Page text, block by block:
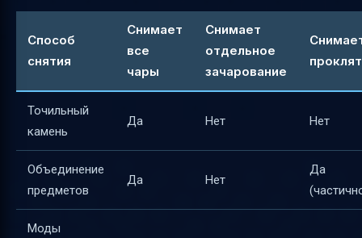
Способ
снятия
Снимает
все
чары
Снимает
отдельное
зачарование
Точильный
камень
Да Нет Нет
Объединение
предметов
Да Нет
Да
Моды